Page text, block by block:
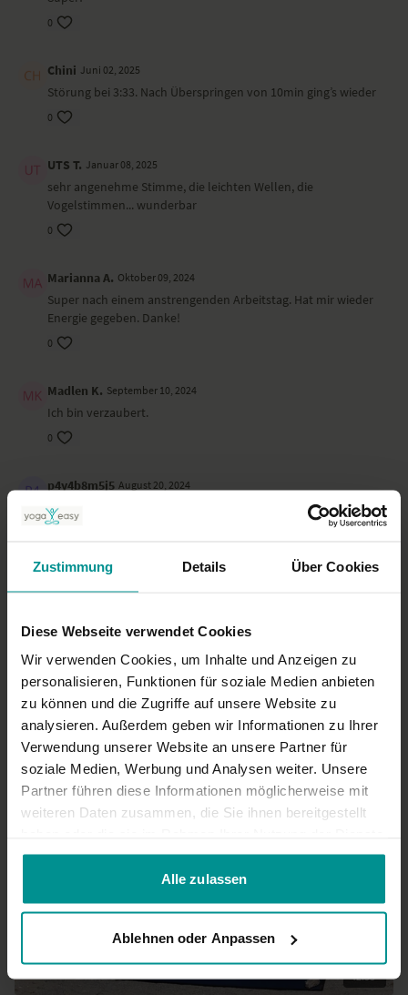
Zustimmung Details Über Cookies
Diese Webseite verwendet Cookies
Wir verwenden Cookies, um Inhalte und Anzeigen zu
personalisieren, Funktionen für soziale Medien anbieten
zu können und die Zugriffe auf unsere Website zu
analysieren. Außerdem geben wir Informationen zu Ihrer
Verwendung unserer Website an unsere Partner für
soziale Medien, Werbung und Analysen weiter. Unsere
Partner führen diese Informationen möglicherweise mit
weiteren Daten zusammen, die Sie ihnen bereitgestellt
gesammelt haben.
Alle zulassen
Ablehnen oder Anpassen
0
Chini Juni 02, 2025
Störung bei 3:33. Nach Überspringen von 10min ging’s wieder
0
UTS T. Januar 08, 2025
sehr angenehme Stimme, die leichten Wellen, die
Vogelstimmen... wunderbar
0
Marianna A. Oktober 09, 2024
Super nach einem anstrengenden Arbeitstag. Hat mir wieder
Energie gegeben. Danke!
0
Madlen K. September 10, 2024
Ich bin verzaubert.
0
p4y4b8m5j5 August 20, 2024
Sehr gut
Angelika S.
0
Mehr laden
Ähnliche Videos
42:33